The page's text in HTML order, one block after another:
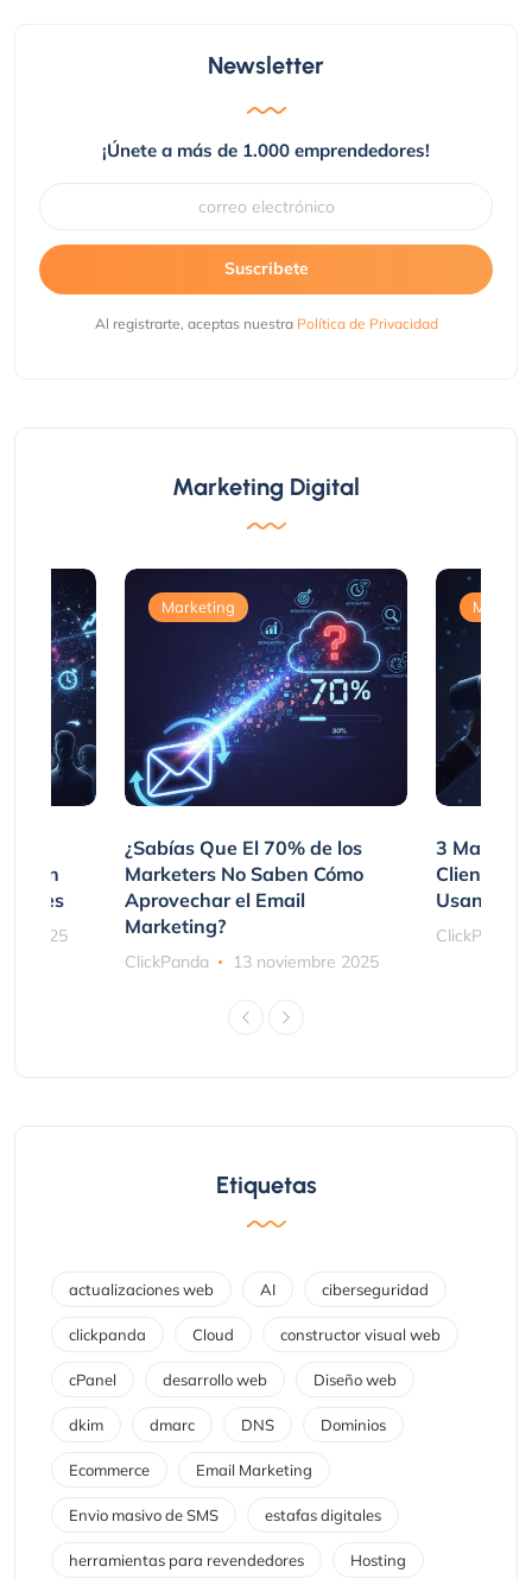
Newsletter
¡Únete a más de 1.000 emprendedores!
Suscribete
Al registrarte, aceptas nuestra Política de Privacidad
Marketing Digital
2025
Marketing
¿Sabías Que El 70% de los
Marketers No Saben Cómo
Aprovechar el Email
Marketing?
ClickPanda 13 noviembre 2025
3
Clientes
Usando
ClickPanda
Etiquetas
actualizaciones web AI ciberseguridad
clickpanda Cloud constructor visual web
cPanel desarrollo web Diseño web
dkim dmarc DNS Dominios
Ecommerce Email Marketing
Envio masivo de SMS estafas digitales
herramientas para revendedores Hosting